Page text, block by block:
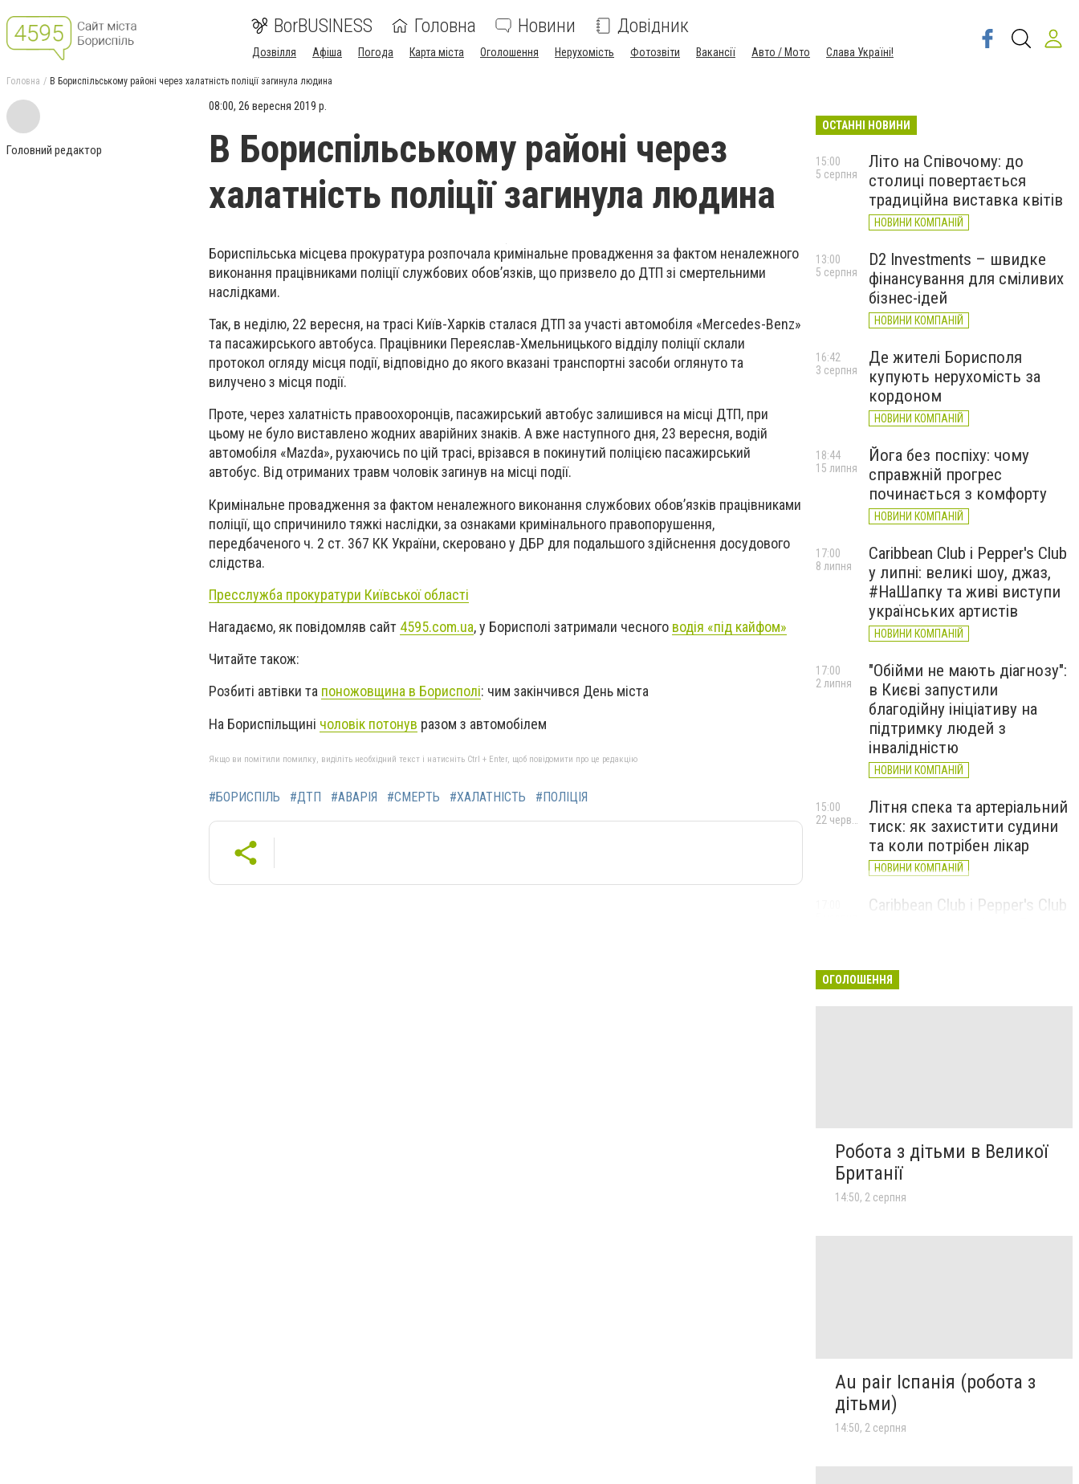
BorBUSINESS Головна Новини Довідник
Дозвілля Афіша Погода Карта міста Оголошення Нерухомість Фотозвіти Вакансії Авто / Мото Слава Україні!
Головна В Бориспільському районі через халатність поліції загинула людина
Головний редактор
08:00, 26 вересня 2019 р.
В Бориспільському районі через
халатність поліції загинула людина
Бориспільська місцева прокуратура розпочала кримінальне провадження за фактом неналежного
виконання працівниками поліції службових обов’язків, що призвело до ДТП зі смертельними
наслідками.
Так, в неділю, 22 вересня, на трасі Київ-Харків сталася ДТП за участі автомобіля «Mercedes-Benz»
та пасажирського автобуса. Працівники Переяслав-Хмельницького відділу поліції склали
протокол огляду місця події, відповідно до якого вказані транспортні засоби оглянуто та
вилучено з місця події.
Проте, через халатність правоохоронців, пасажирський автобус залишився на місці ДТП, при
цьому не було виставлено жодних аварійних знаків. А вже наступного дня, 23 вересня, водій
автомобіля «Mazda», рухаючись по цій трасі, врізався в покинутий поліцією пасажирський
автобус. Від отриманих травм чоловік загинув на місці події.
Кримінальне провадження за фактом неналежного виконання службових обов’язків працівниками
поліції, що спричинило тяжкі наслідки, за ознаками кримінального правопорушення,
передбаченого ч. 2 ст. 367 КК України, скеровано у ДБР для подальшого здійснення досудового
слідства.
Пресслужба прокуратури Київської області
Нагадаємо, як повідомляв сайт 4595.com.ua, у Борисполі затримали чесного водія «під кайфом»
Читайте також:
Розбиті автівки та поножовщина в Борисполі: чим закінчився День міста
На Бориспільщині чоловік потонув разом з автомобілем
Якщо ви помітили помилку, виділіть необхідний текст і натисніть Ctrl + Enter, щоб повідомити про це редакцію
#БОРИСПІЛЬ #ДТП #АВАРІЯ #СМЕРТЬ #ХАЛАТНІСТЬ #ПОЛІЦІЯ
ОСТАННІ НОВИНИ
Літо на Співочому: до
столиці повертається
традиційна виставка квітів
НОВИНИ КОМПАНІЙ
15:00
5 серпня
D2 Investments – швидке
фінансування для сміливих
бізнес-ідей
НОВИНИ КОМПАНІЙ
13:00
5 серпня
Де жителі Борисполя
купують нерухомість за
кордоном
НОВИНИ КОМПАНІЙ
16:42
3 серпня
Йога без поспіху: чому
справжній прогрес
починається з комфорту
НОВИНИ КОМПАНІЙ
18:44
15 липня
Caribbean Club і Pepper's Club
у липні: великі шоу, джаз,
#НаШапку та живі виступи
українських артистів
НОВИНИ КОМПАНІЙ
17:00
8 липня
"Обійми не мають діагнозу":
в Києві запустили
благодійну ініціативу на
підтримку людей з
інвалідністю
НОВИНИ КОМПАНІЙ
17:00
2 липня
Літня спека та артеріальний
тиск: як захистити судини
та коли потрібен лікар
НОВИНИ КОМПАНІЙ
15:00
Caribbean Club і Pepper's Club
НОВИНИ КОМПАНІЙ
ОГОЛОШЕННЯ
Робота з дітьми в Великої
Британії
14:50, 2 серпня
Au pair Іспанія (робота з
дітьми)
14:50, 2 серпня